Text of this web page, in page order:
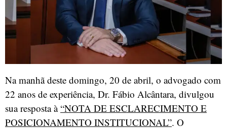
Na manhã deste domingo, 20 de abril, o advogado com
22 anos de experiência, Dr. Fábio Alcântara, divulgou
sua resposta à“NOTA DE ESCLARECIMENTO E
POSICIONAMENTO INSTITUCIONAL”. O